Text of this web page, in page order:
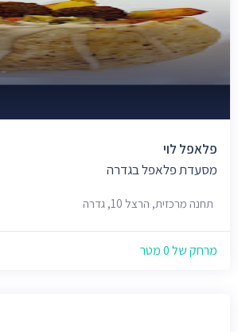
פלאפל לוי
מסעדת פלאפל בגדרה
תחנה מרכזית, הרצל 10, גדרה
מרחק של 0 מטר